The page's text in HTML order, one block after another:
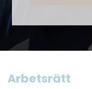
Arbetsrätt